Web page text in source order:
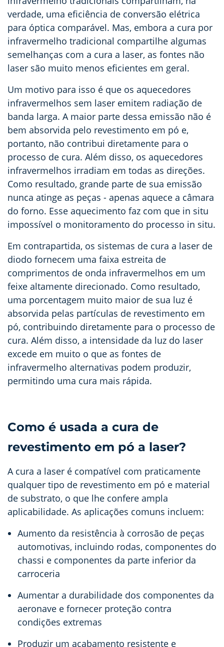
verdade, uma eficiência de conversão elétrica
para óptica comparável. Mas, embora a cura por
infravermelho tradicional compartilhe algumas
semelhanças com a cura a laser, as fontes não
laser são muito menos eficientes em geral.
Um motivo para isso é que os aquecedores
infravermelhos sem laser emitem radiação de
banda larga. A maior parte dessa emissão não é
bem absorvida pelo revestimento em pó e,
portanto, não contribui diretamente para o
processo de cura. Além disso, os aquecedores
infravermelhos irradiam em todas as direções.
Como resultado, grande parte de sua emissão
nunca atinge as peças - apenas aquece a câmara
do forno. Esse aquecimento faz com que in situ
impossível o monitoramento do processo in situ.
Em contrapartida, os sistemas de cura a laser de
diodo fornecem uma faixa estreita de
comprimentos de onda infravermelhos em um
feixe altamente direcionado. Como resultado,
uma porcentagem muito maior de sua luz é
absorvida pelas partículas de revestimento em
pó, contribuindo diretamente para o processo de
cura. Além disso, a intensidade da luz do laser
excede em muito o que as fontes de
infravermelho alternativas podem produzir,
permitindo uma cura mais rápida.
Como é usada a cura de
revestimento em pó a laser?
A cura a laser é compatível com praticamente
qualquer tipo de revestimento em pó e material
de substrato, o que lhe confere ampla
aplicabilidade. As aplicações comuns incluem:
Aumento da resistência à corrosão de peças
automotivas, incluindo rodas, componentes do
chassi e componentes da parte inferior da
carroceria
Aumentar a durabilidade dos componentes da
aeronave e fornecer proteção contra
condições extremas
Produzir um acabamento resistente e